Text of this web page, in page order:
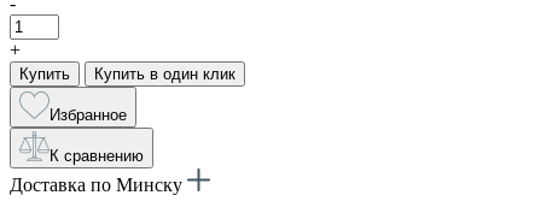
+
Купить Купить в один клик
Избранное
К сравнению
Доставка по Минску